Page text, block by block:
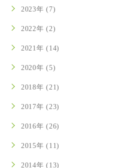
2023年 (7)
2022年 (2)
2021年 (14)
2020年 (5)
2018年 (21)
2017年 (23)
2016年 (26)
2015年 (11)
2014年 (13)